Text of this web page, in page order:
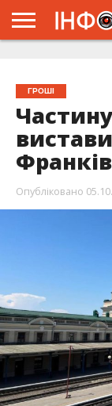
ГРОШІ
Опубліковано